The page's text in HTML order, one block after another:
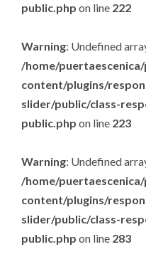
public.php on line 222
Warning: Undefined
/home/
content/plugins/
slider/public/class-
public.php on line 223
Warning: Undefined
/home/
content/plugins/
slider/public/class-
public.php on line 283